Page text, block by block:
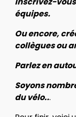
équipes.
Ou encore,
collègues ou
Parlez en
Soyons
du vélo...